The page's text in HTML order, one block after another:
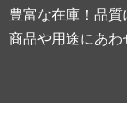
豊富な在庫！品質
商品や用途にあ